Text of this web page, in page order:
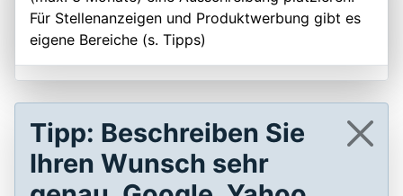
Für Stellenanzeigen und Produktwerbung gibt es
eigene Bereiche (s. Tipps)
Tipp: Beschreiben Sie
Ihren Wunsch sehr